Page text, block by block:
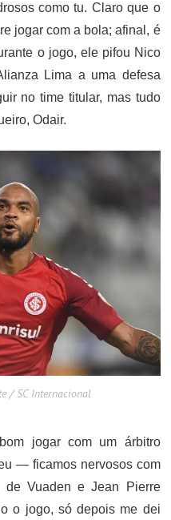
como tu. Claro que o
jogar com a bola; afinal, é
o jogo, ele pifou Nico
Lima a uma defesa
no time titular, mas tudo
Odair.
/ SC Internacional
jogar com um árbitro
— ficamos nervosos com
de Vuaden e Jean Pierre
o jogo, só depois me dei